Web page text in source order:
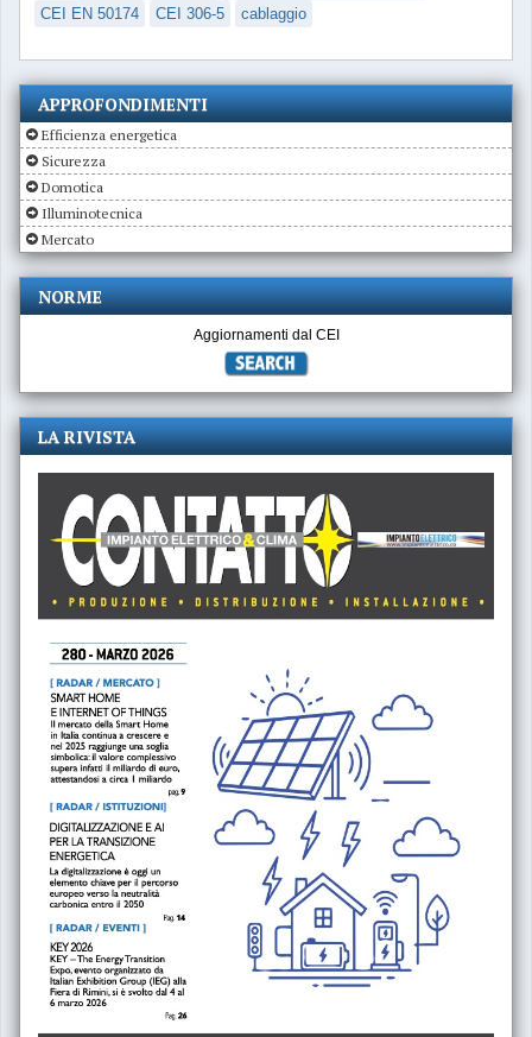
CEI EN 50174
CEI 306-5 cablaggio
APPROFONDIMENTI
Efficienza energetica
Sicurezza
Domotica
Illuminotecnica
Mercato
NORME
Aggiornamenti dal CEI
LA RIVISTA